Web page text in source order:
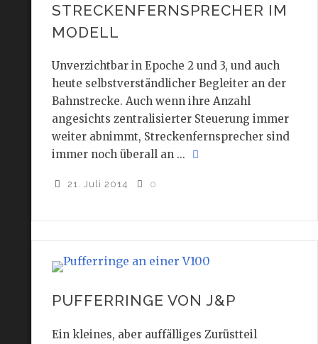
STRECKENFERNSPRECHER IM
MODELL
Unverzichtbar in Epoche 2 und 3, und auch
heute selbstverständlicher Begleiter an der
Bahnstrecke. Auch wenn ihre Anzahl
angesichts zentralisierter Steuerung immer
weiter abnimmt, Streckenfernsprecher sind
immer noch überall an ...
21. Juli 2014 0
PUFFERRINGE VON J&P
Ein kleines, aber auffälliges Zurüstteil